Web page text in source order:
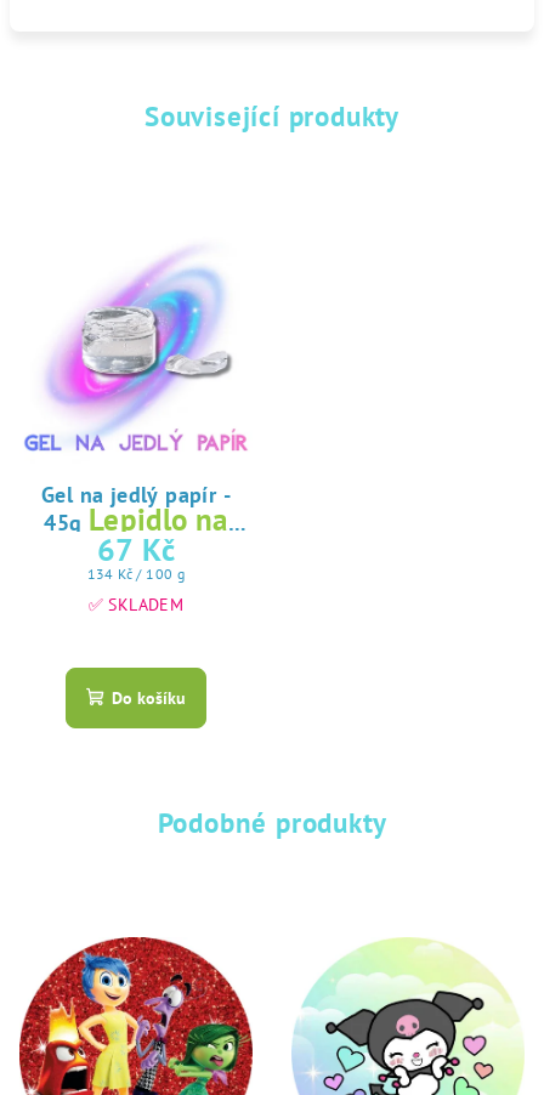
Související produkty
Gel na jedlý papír -
45g Lepidlo na
jedlý papír
67 Kč
Měrná
cena:
134 Kč / 100 g
✅ SKLADEM
hodnocení
produktu
hvězdiček.
Do košíku
Podobné produkty